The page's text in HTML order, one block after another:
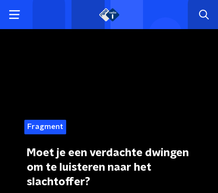
Fragment
Moet je een verdachte dwingen
om te luisteren naar het
slachtoffer?